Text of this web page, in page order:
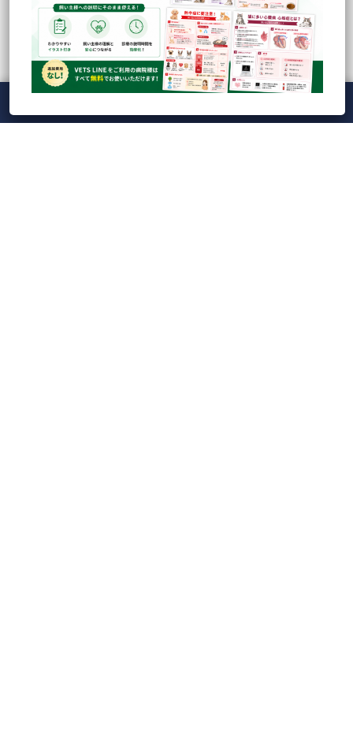
最近の投稿 人気の記事 CATEGORY Tag Cloud
【録画】CBC検査の落とし穴を防ぐ！実践的ドット